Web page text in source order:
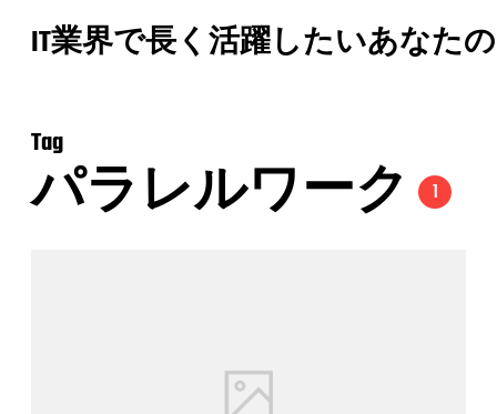
IT業界で長く活躍したいあなた
Tag
パラレルワーク 1